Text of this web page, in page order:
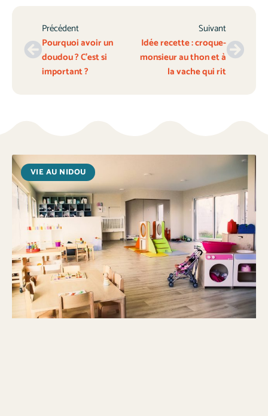
Précédent
Pourquoi avoir un
doudou ? C’est si
important ?
Suivant
Idée recette : croque-
monsieur au thon et à
la vache qui rit
VIE AU NIDOU